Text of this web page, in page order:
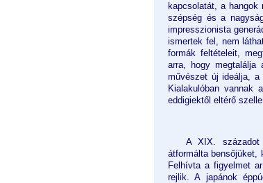
kapcsolatát, a
szépség és a
impresszionista
ismertek fel, nem
formák feltételeit,
arra, hogy megtalálja
művészet új ideálja, a
Kialakulóban vannak
eddigiektől eltérő
A XIX. századot
átformálta bensőjüket,
Felhívta a figyelmet
rejlik. A japánok